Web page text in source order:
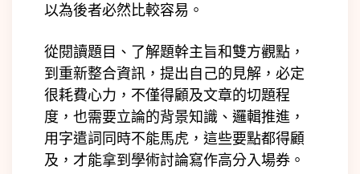
以為後者必然比較容易。
從閱讀題目、了解題幹主旨和雙方觀點，
到重新整合資訊，提出自己的見解，必定
很耗費心力，不僅得顧及文章的切題程
度，也需要立論的背景知識、邏輯推進，
用字遣詞同時不能馬虎，這些要點都得顧
及，才能拿到學術討論寫作高分入場券。